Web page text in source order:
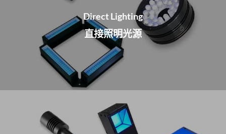
Direct Lighting
直接照明光源